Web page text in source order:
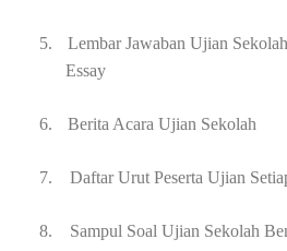
5.
Lembar Jawaban Ujian
Essay
6. Berita Acara Ujian Sekolah
7. Daftar Urut Peserta Ujian
8. Sampul Soal Ujian Sekolah